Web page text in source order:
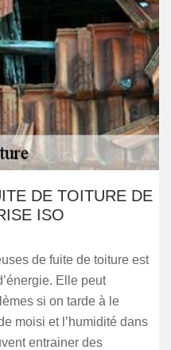
DE TOITURE DE
ISO
de fuite de toiture est
Elle peut
si on tarde à le
moisi et l’humidité dans
entrainer des